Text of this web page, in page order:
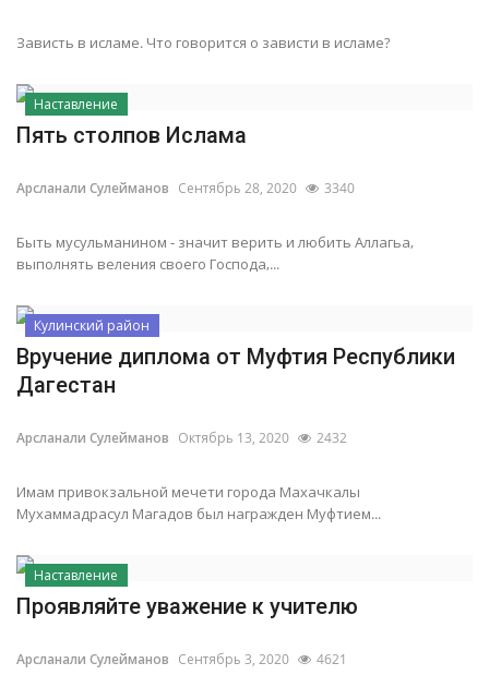
Зависть в исламе. Что говорится о зависти в исламе?
Наставление
Пять столпов Ислама
Арсланали Сулейманов Сентябрь 28, 2020 3340
Быть мусульманином - значит верить и любить Аллагьа,
выполнять веления своего Господа,...
Кулинский район
Вручение диплома от Муфтия Республики
Дагестан
Арсланали Сулейманов Октябрь 13, 2020 2432
Имам привокзальной мечети города Махачкалы
Мухаммадрасул Магадов был награжден Муфтием...
Наставление
Проявляйте уважение к учителю
Арсланали Сулейманов Сентябрь 3, 2020 4621